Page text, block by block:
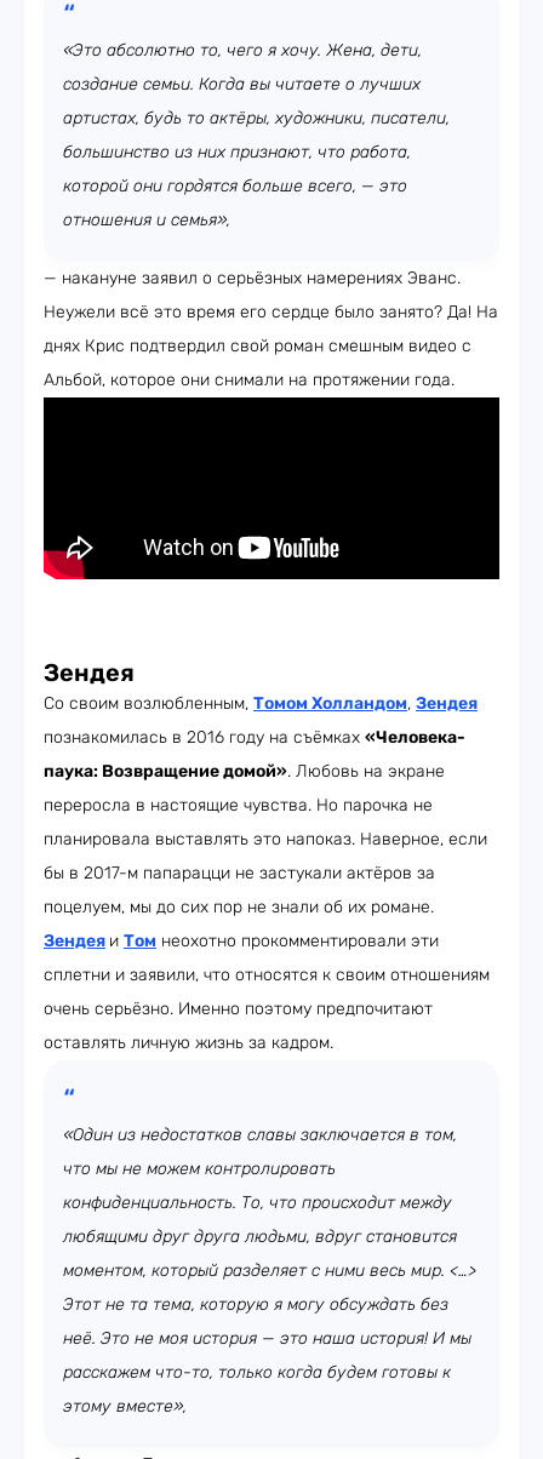
«Это абсолютно то, чего я хочу. Жена, дети,
создание семьи. Когда вы читаете о лучших
артистах, будь то актёры, художники, писатели,
большинство из них признают, что работа,
которой они гордятся больше всего, — это
отношения и семья»,
— накануне заявил о серьёзных намерениях Эванс.
Неужели всё это время его сердце было занято? Да! На
днях Крис подтвердил свой роман смешным видео с
Альбой, которое они снимали на протяжении года.
Зендея
Со своим возлюбленным, Томом Холландом, Зендея
познакомилась в 2016 году на съёмках «Человека-
паука: Возвращение домой». Любовь на экране
переросла в настоящие чувства. Но парочка не
планировала выставлять это напоказ. Наверное, если
бы в 2017-м папарацци не застукали актёров за
поцелуем, мы до сих пор не знали об их романе.
Зендея и Том неохотно прокомментировали эти
сплетни и заявили, что относятся к своим отношениям
очень серьёзно. Именно поэтому предпочитают
оставлять личную жизнь за кадром.
«Один из недостатков славы заключается в том,
что мы не можем контролировать
конфиденциальность. То, что происходит между
любящими друг друга людьми, вдруг становится
моментом, который разделяет с ними весь мир. <…>
Этот не та тема, которую я могу обсуждать без
неё. Это не моя история — это наша история! И мы
расскажем что-то, только когда будем готовы к
этому вместе»,